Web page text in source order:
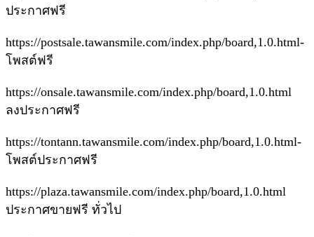
ประกาศฟรี
https://postsale.tawansmile.com/index.php/board,1.0.html-
โพสต์ฟรี
https://onsale.tawansmile.com/index.php/board,1.0.html
ลงประกาศฟรี
https://tontann.tawansmile.com/index.php/board,1.0.html-
โพสต์ประกาศฟรี
https://plaza.tawansmile.com/index.php/board,1.0.html
ประกาศขายฟรี ทั่วไป